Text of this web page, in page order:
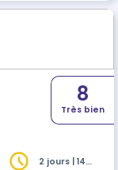
8
Très bien
2 jours | 14